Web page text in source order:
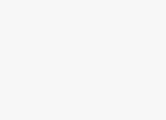
ル・トロワ店